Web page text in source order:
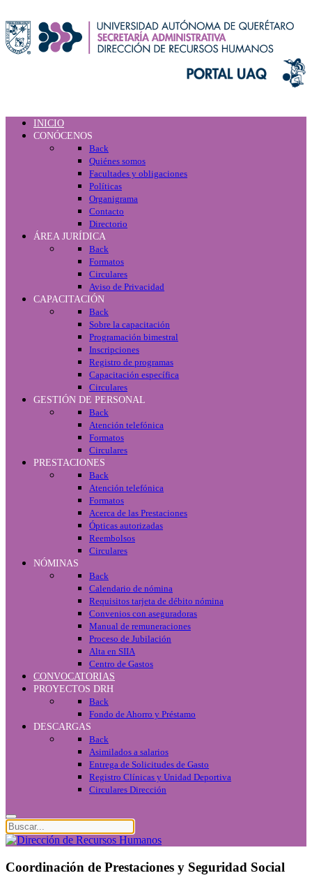
INICIO
CONÓCENOS
Back
Quiénes somos
Facultades y obligaciones
Políticas
Organigrama
Contacto
Directorio
ÁREA JURÍDICA
Back
Formatos
Circulares
Aviso de Privacidad
CAPACITACIÓN
Back
Sobre la capacitación
Programación bimestral
Inscripciones
Registro de programas
Capacitación específica
Circulares
GESTIÓN DE PERSONAL
Back
Atención telefónica
Formatos
Circulares
PRESTACIONES
Back
Atención telefónica
Formatos
Acerca de las Prestaciones
Ópticas autorizadas
Reembolsos
Circulares
NÓMINAS
Back
Calendario de nómina
Requisitos tarjeta de débito nómina
Convenios con aseguradoras
Manual de remuneraciones
Proceso de Jubilación
Alta en SIIA
Centro de Gastos
CONVOCATORIAS
PROYECTOS DRH
Back
Fondo de Ahorro y Préstamo
DESCARGAS
Back
Asimilados a salarios
Entrega de Solicitudes de Gasto
Registro Clínicas y Unidad Deportiva
Circulares Dirección
Coordinación de Prestaciones y Seguridad Social